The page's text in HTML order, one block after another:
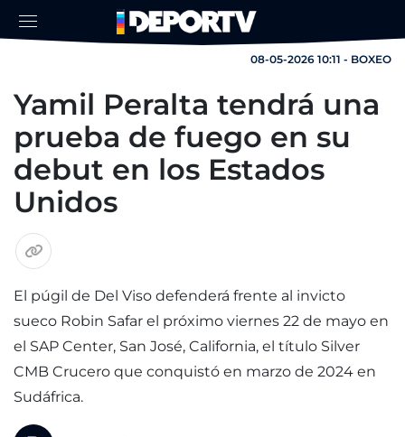
08-05-2026 10:11 - BOXEO
Yamil Peralta tendrá una
prueba de fuego en su
debut en los Estados
Unidos
El púgil de Del Viso defenderá frente al invicto
sueco Robin Safar el próximo viernes 22 de mayo en
el SAP Center, San José, California, el título Silver
CMB Crucero que conquistó en marzo de 2024 en
Sudáfrica.